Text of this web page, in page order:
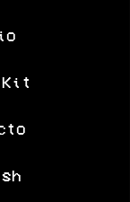
Kit